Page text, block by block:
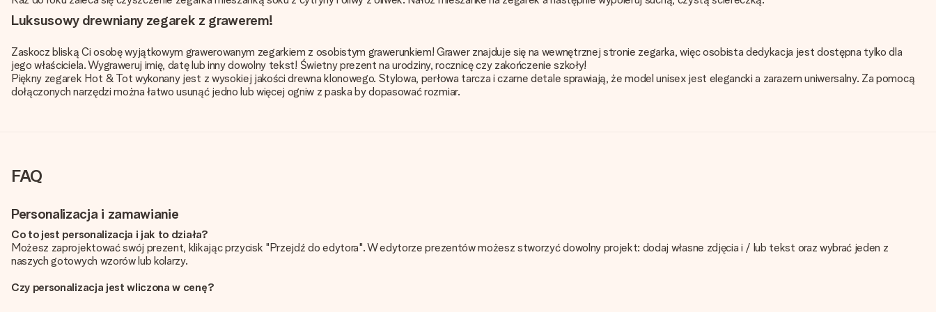
Luksusowy drewniany zegarek z grawerem!
Zaskocz bliską Ci osobę wyjątkowym grawerowanym zegarkiem z osobistym grawerunkiem! Grawer znajduje się na wewnętrznej stronie zegarka, więc osobista dedykacja jest dostępna tylko dla
jego właściciela. Wygraweruj imię, datę lub inny dowolny tekst! Świetny prezent na urodziny, rocznicę czy zakończenie szkoły!
Piękny zegarek Hot & Tot wykonany jest z wysokiej jakości drewna klonowego. Stylowa, perłowa tarcza i czarne detale sprawiają, że model unisex jest elegancki a zarazem uniwersalny. Za pomocą
dołączonych narzędzi można łatwo usunąć jedno lub więcej ogniw z paska by dopasować rozmiar.
FAQ
Personalizacja i zamawianie
Co to jest personalizacja i jak to działa?
Możesz zaprojektować swój prezent, klikając przycisk "Przejdź do edytora". W edytorze prezentów możesz stworzyć dowolny projekt: dodaj własne zdjęcia i / lub tekst oraz wybrać jeden z
naszych gotowych wzorów lub kolarzy.
Czy personalizacja jest wliczona w cenę?